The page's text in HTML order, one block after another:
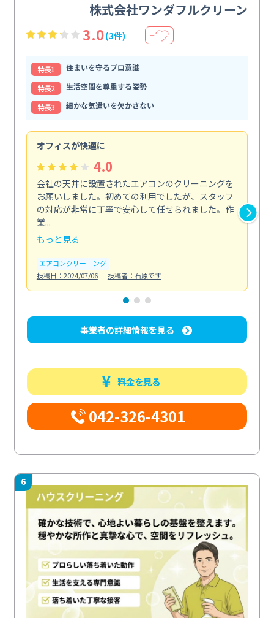
株式会社ワンダフルクリーン
3.0(3件) ＋
特⻑1
住まいを守るプロ意識
特⻑2
生活空間を尊重する姿勢
特⻑3
細かな気遣いを欠かさない
オフィスが快適に
4.0
会社の天井に設置されたエアコンのクリーニングを
お願いしました。初めての利用でしたが、スタッフ
の対応が非常に丁寧で安心して任せられました。作
業...
もっと見る
エアコンクリーニング
投稿日：2024/07/06
投稿者：石原です
事業者の詳細情報を見る
料金を見る
042-326-4301
6